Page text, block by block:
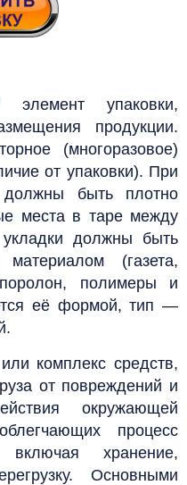
упаковки,
продукции.
(многоразовое)
от упаковки). При
должны быть плотно
места в таре между
должны быть
(газета,
полимеры и
её формой, тип —
комплекс средств,
от повреждений и
окружающей
процесс
хранение,
Основными